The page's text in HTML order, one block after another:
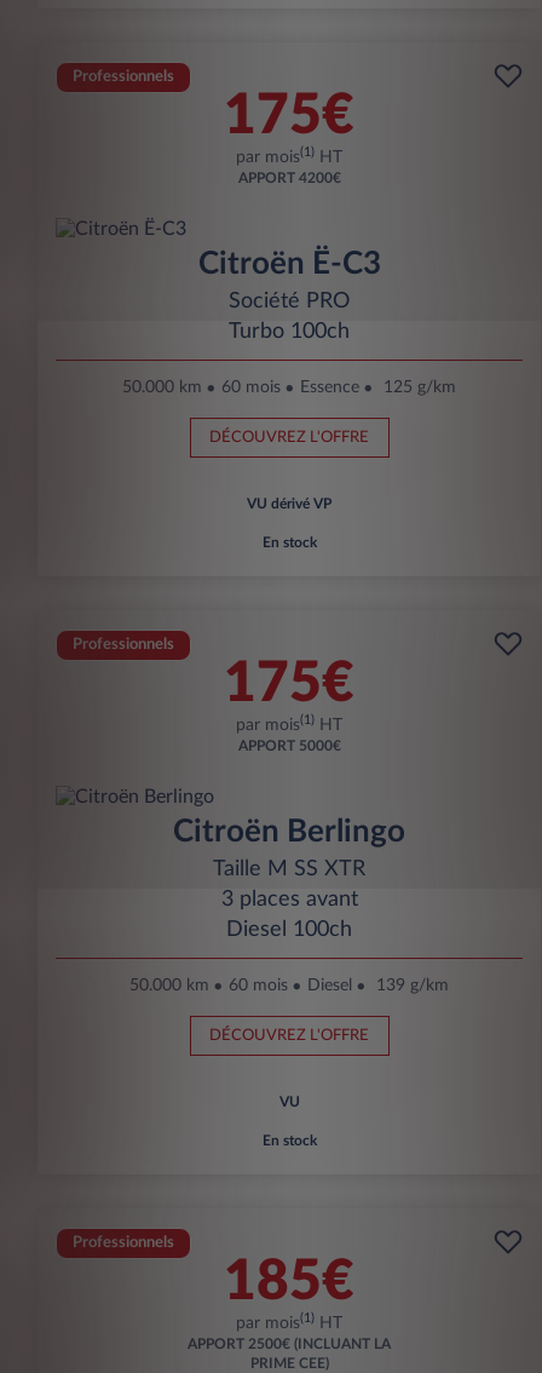
Professionnels
175€
par mois(1) HT
APPORT 4200€
Citroën Ë-C3
Société PRO
Turbo 100ch
50.000 km 60 mois Essence 125 g/km
DÉCOUVREZ L'OFFRE
VU dérivé VP
En stock
Professionnels
175€
par mois(1) HT
APPORT 5000€
Citroën Berlingo
Taille M SS XTR
3 places avant
Diesel 100ch
50.000 km 60 mois Diesel 139 g/km
DÉCOUVREZ L'OFFRE
VU
En stock
Professionnels
185€
par mois(1) HT
APPORT 2500€ (INCLUANT LA
PRIME CEE)